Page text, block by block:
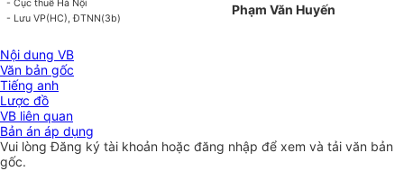
- Cục thuế Hà Nội
- Lưu VP(HC), ĐTNN(3b)
Phạm Văn Huyến
Nội dung VB
Văn bản gốc
Tiếng anh
Lược đồ
VB liên quan
Bản án áp dụng
Vui lòngĐăng ký tài khoản hoặc đăng nhập để xem và tải văn bản
gốc.